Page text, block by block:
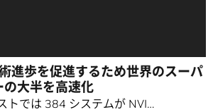
進歩を促進するため世界のスーパ
大半を高速化
トでは 384 システムが NVI…